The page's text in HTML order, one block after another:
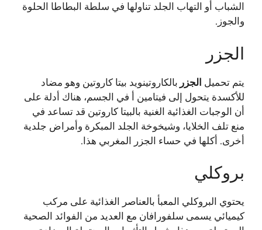
الشباب أو التهاب الجلد تناولها في سلطة البطاطا الحلوة
والجوز.
الجزر
يتم تحميل الجزر بالكاروتينويد بيتا كاروتين وهو مضاد
للأكسدة يتحول إلى فيتامين أ في الجسم، هناك أدلة على
أن الوجبات الغذائية الغنية بالبيتا كاروتين قد تساعد في
منع تلف الخلايا، وشيخوخة الجلد المبكرة وأمراض جلدية
أخرى. أكلها في حساء الجزر المغربي هذا.
بروكلي
يحتوي البروكلي المعبأ بالعناصر الغذائية على مركب
كيميائي يسمى سلفورافان مع العديد من الفوائد الصحية